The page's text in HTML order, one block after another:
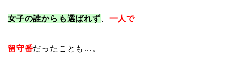
女子の誰からも選ばれず 一人で
留守番だったことも…。